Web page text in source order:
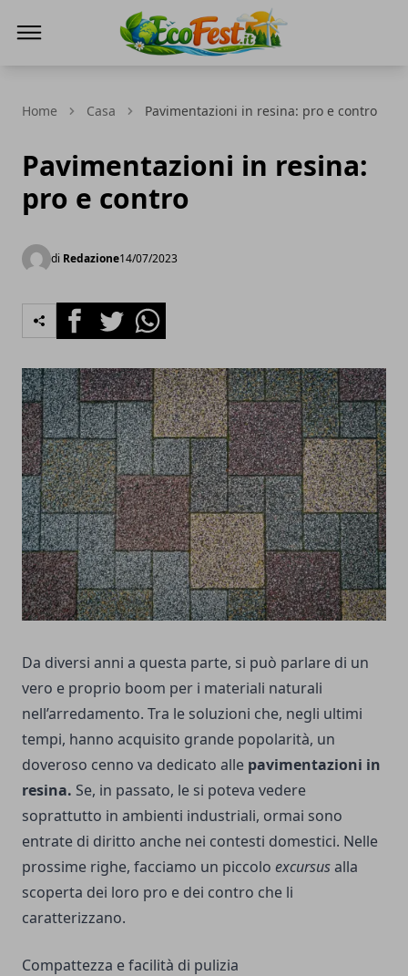
Home Casa Pavimentazioni in resina: pro e contro
Pavimentazioni in resina:
pro e contro
di Redazione14/07/2023
FacebookTwitterWhatsapp
Da diversi anni a questa parte, si può parlare di un
vero e proprio boom per i materiali naturali
nell’arredamento. Tra le soluzioni che, negli ultimi
tempi, hanno acquisito grande popolarità, un
doveroso cenno va dedicato alle pavimentazioni in
resina. Se, in passato, le si poteva vedere
soprattutto in ambienti industriali, ormai sono
entrate di diritto anche nei contesti domestici. Nelle
prossime righe, facciamo un piccolo excursusalla
scoperta dei loro pro e dei contro che li
caratterizzano.
Compattezza e facilità di pulizia